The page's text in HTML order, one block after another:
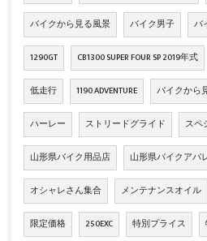
バイクから見る風景 バイク男子 バ
1290GT CB1300 SUPER FOUR SP 2019年式
低走行 1190 ADVENTURE バイクから
ハーレー ストリードグライド スペ
山形県バイク用品店 山形県バイクアパ
オシャレさん集合 メンテナンスオイル
限定価格 250EXC 特別プライス